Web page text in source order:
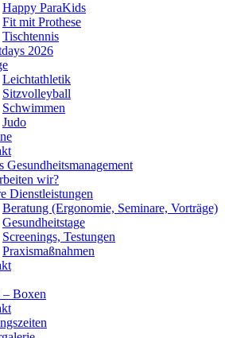
Happy ParaKids
Fit mit Prothese
Tischtennis
2026
Leichtathletik
Sitzvolleyball
Schwimmen
Judo
Gesundheits­management
wir?
Dienstleistungen
Beratung (Ergonomie, Seminare, Vorträge)
Gesundheitstage
Screenings, Testungen
Praxismaßnahmen
– Boxen